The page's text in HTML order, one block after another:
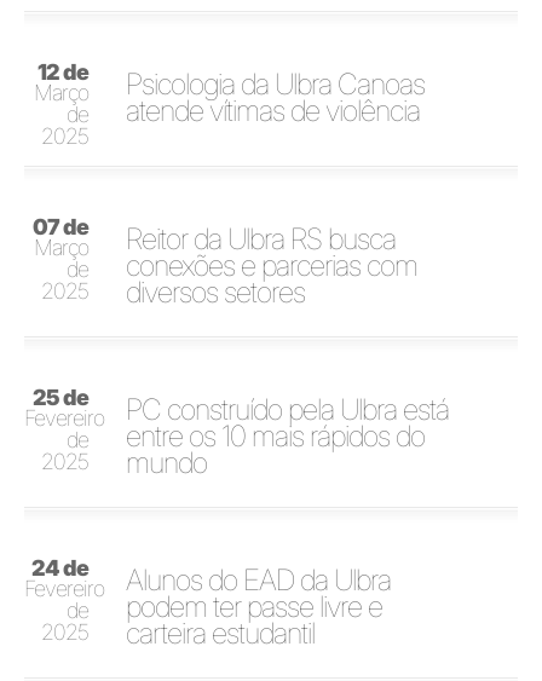
12 de
Março
de
2025
Psicologia da Ulbra Canoas
atende vítimas de violência
07 de
Março
de
2025
Reitor da Ulbra RS busca
conexões e parcerias com
diversos setores
25 de
Fevereiro
de
2025
PC construído pela Ulbra está
entre os 10 mais rápidos do
mundo
24 de
Fevereiro
de
2025
Alunos do EAD da Ulbra
podem ter passe livre e
carteira estudantil